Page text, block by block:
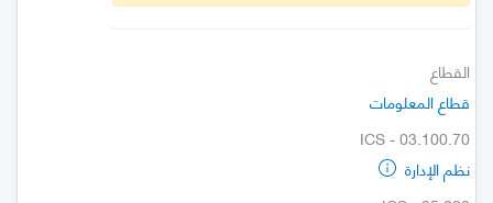
القطاع
قطاع المعلومات
ICS - 03.100.70
نظم الإدارة